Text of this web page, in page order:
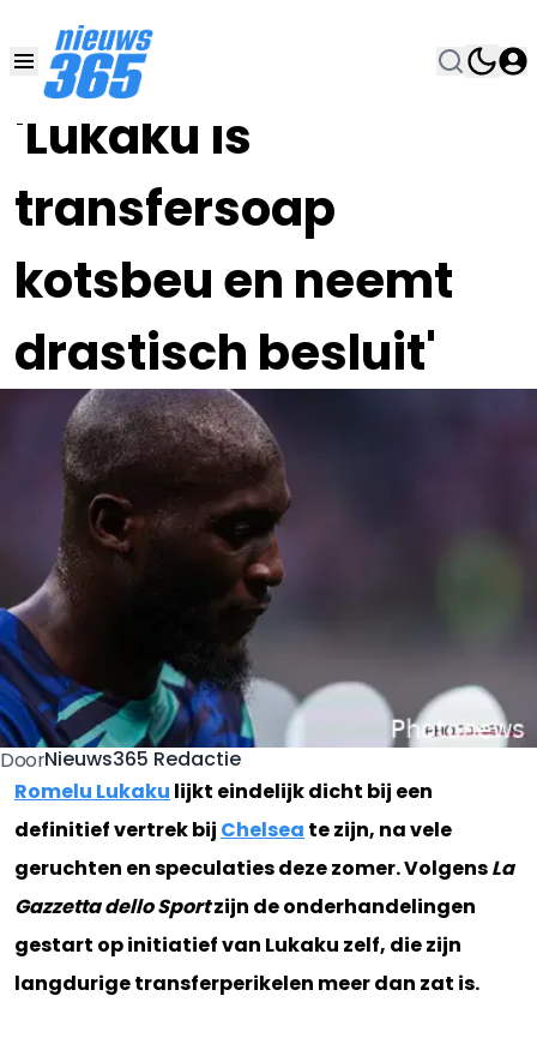
'Lukaku is
transfersoap
kotsbeu en neemt
drastisch besluit'
11 JUL 2023, 17:30
DoorNieuws365 Redactie
Romelu Lukaku lijkt eindelijk dicht bij een
definitief vertrek bij Chelsea te zijn, na vele
geruchten en speculaties deze zomer. VolgensLa
Gazzetta dello Sportzijn de onderhandelingen
gestart op initiatief van Lukaku zelf, die zijn
langdurige transferperikelen meer dan zat is.